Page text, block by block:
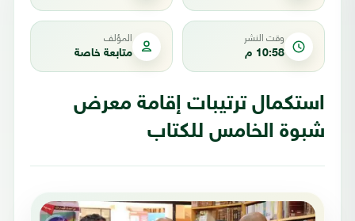
وقت النشر
10:58 م
المؤلف
متابعة خاصة
استكمال ترتيبات إقامة معرض
شبوة الخامس للكتاب